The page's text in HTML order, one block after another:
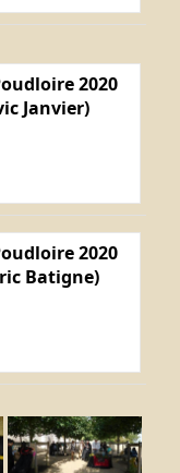
2020
Janvier)
2020
Batigne)